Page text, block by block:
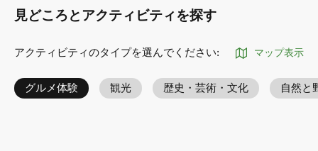
見どころとアクティビティを探す
アクティビティのタイプを選んでください: マップ表示
グルメ体験 観光 歴史・芸術・文化 自然と